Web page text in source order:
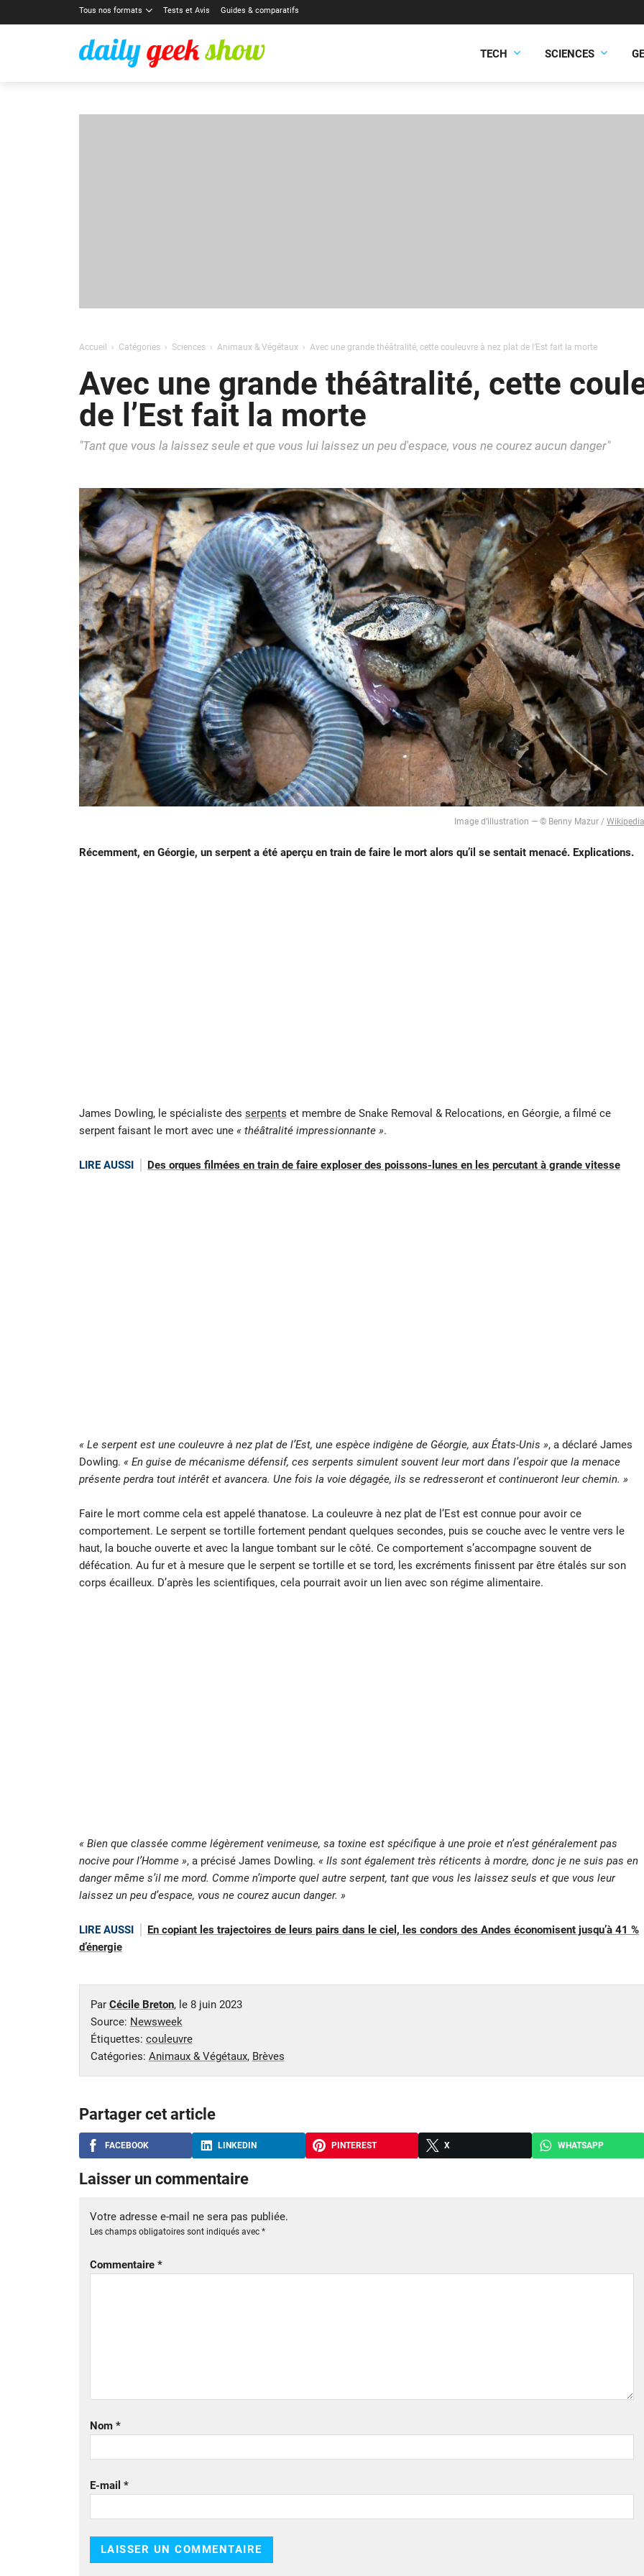
Tous nos formats Tests et Avis Guides & comparatifs
TECH SCIENCES
Accueil Catégories Sciences Animaux & Végétaux Avec une grande théâtralité, cette couleuvre à nez plat de l’Est fait la morte
Avec une grande théâtralité, cette
de l’Est fait la morte
"Tant que vous la laissez seule et que vous lui laissez un peu d'espace, vous ne courez aucun danger"
Image d’illustration — © Benny Mazur / Wikipedia
Récemment, en Géorgie, un serpent a été aperçu en train de faire le mort alors qu’il se sentait menacé. Explications.
James Dowling, le spécialiste des serpents et membre de Snake Removal & Relocations, en Géorgie, a filmé ce
serpent faisant le mort avec une « théâtralité impressionnante ».
LIRE AUSSI Des orques filmées en train de faire exploser des poissons-lunes en les percutant à grande vitesse
« Le serpent est une couleuvre à nez plat de l’Est, une espèce indigène de Géorgie, aux États-Unis », a déclaré James
Dowling. « En guise de mécanisme défensif, ces serpents simulent souvent leur mort dans l’espoir que la menace
présente perdra tout intérêt et avancera. Une fois la voie dégagée, ils se redresseront et continueront leur chemin. »
Faire le mort comme cela est appelé thanatose. La couleuvre à nez plat de l’Est est connue pour avoir ce
comportement. Le serpent se tortille fortement pendant quelques secondes, puis se couche avec le ventre vers le
haut, la bouche ouverte et avec la langue tombant sur le côté. Ce comportement s’accompagne souvent de
défécation. Au fur et à mesure que le serpent se tortille et se tord, les excréments finissent par être étalés sur son
corps écailleux. D’après les scientifiques, cela pourrait avoir un lien avec son régime alimentaire.
« Bien que classée comme légèrement venimeuse, sa toxine est spécifique à une proie et n’est généralement pas
nocive pour l’Homme », a précisé James Dowling. « Ils sont également très réticents à mordre, donc je ne suis pas en
danger même s’il me mord. Comme n’importe quel autre serpent, tant que vous les laissez seuls et que vous leur
laissez un peu d’espace, vous ne courez aucun danger. »
LIRE AUSSI
En copiant les trajectoires de leurs pairs dans le ciel, les condors des Andes économisent jusqu’à 41 %
d’énergie
Par Cécile Breton, le 8 juin 2023
Source: Newsweek
Étiquettes: couleuvre
Catégories: Animaux & Végétaux, Brèves
Partager cet article
FACEBOOK LINKEDIN PINTEREST X WHATSAPP
Laisser un commentaire
Votre adresse e-mail ne sera pas publiée.
Les champs obligatoires sont indiqués avec *
Commentaire *
Nom *
E-mail *